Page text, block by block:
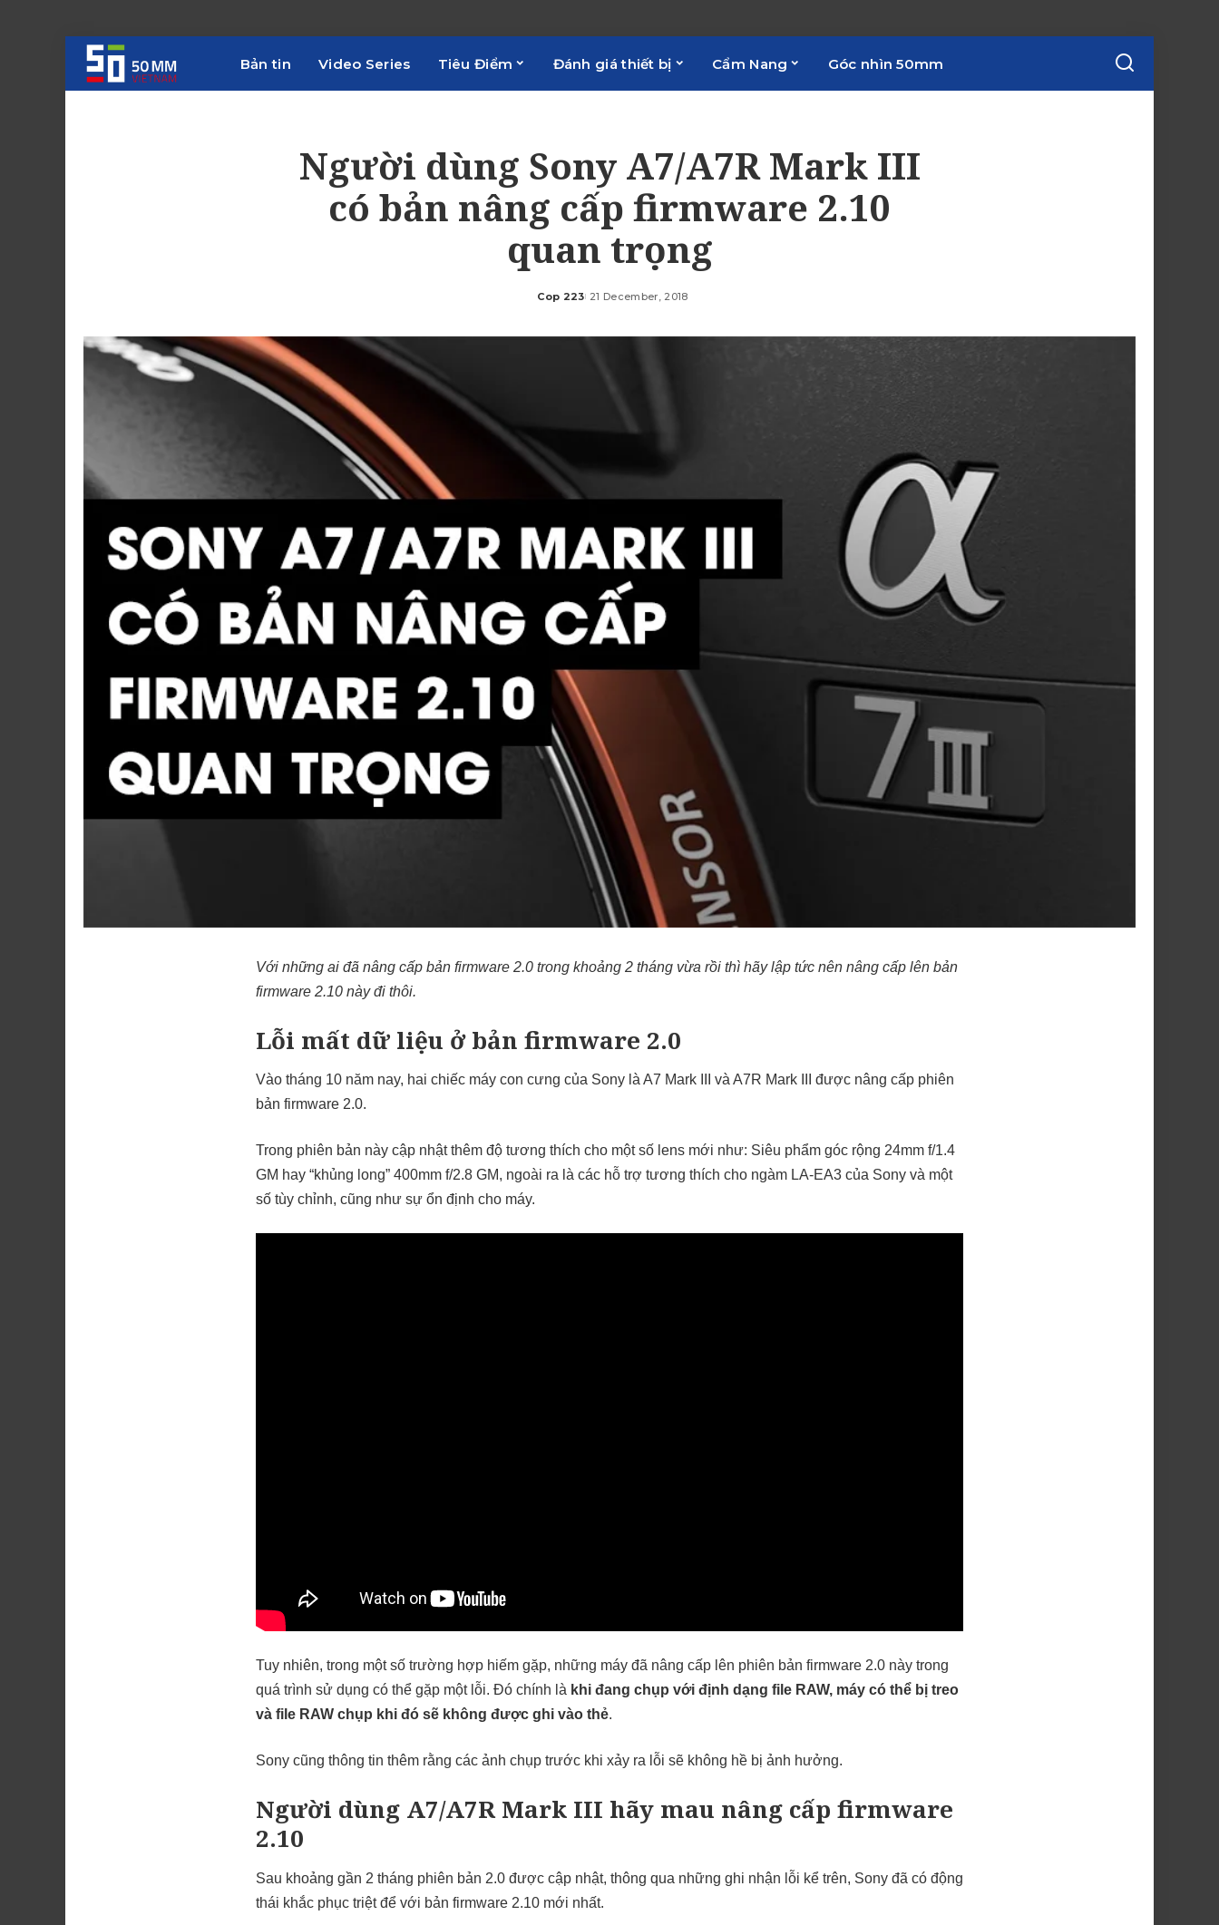
Bản tin Video Series Tiêu Điểm Đánh giá thiết bị Cẩm Nang Góc nhìn 50mm
Người dùng Sony A7/A7R Mark III
có bản nâng cấp firmware 2.10
quan trọng
Posted
Cop 223 21 December, 2018
Với những ai đã nâng cấp bản firmware 2.0 trong khoảng 2 tháng vừa rồi thì hãy lập tức nên nâng cấp lên bản
firmware 2.10 này đi thôi.
Lỗi mất dữ liệu ở bản firmware 2.0
Vào tháng 10 năm nay, hai chiếc máy con cưng của Sony là A7 Mark III và A7R Mark III được nâng cấp phiên
bản firmware 2.0.
Trong phiên bản này cập nhật thêm độ tương thích cho một số lens mới như: Siêu phẩm góc rộng 24mm f/1.4
GM hay “khủng long” 400mm f/2.8 GM, ngoài ra là các hỗ trợ tương thích cho ngàm LA-EA3 của Sony và một
số tùy chỉnh, cũng như sự ổn định cho máy.
Tuy nhiên, trong một số trường hợp hiếm gặp, những máy đã nâng cấp lên phiên bản firmware 2.0 này trong
quá trình sử dụng có thể gặp một lỗi. Đó chính là khi đang chụp với định dạng file RAW, máy có thể bị treo
và file RAW chụp khi đó sẽ không được ghi vào thẻ.
Sony cũng thông tin thêm rằng các ảnh chụp trước khi xảy ra lỗi sẽ không hề bị ảnh hưởng.
Người dùng A7/A7R Mark III hãy mau nâng cấp firmware
2.10
Sau khoảng gần 2 tháng phiên bản 2.0 được cập nhật, thông qua những ghi nhận lỗi kể trên, Sony đã có động
thái khắc phục triệt để với bản firmware 2.10 mới nhất.